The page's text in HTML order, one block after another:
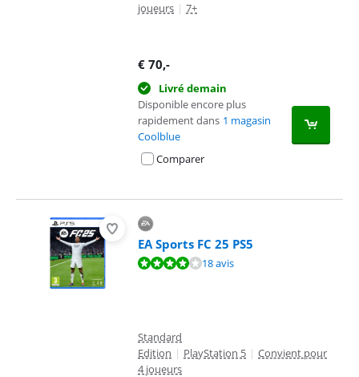
joueurs | 7+
€ 70,-
Livré demain
Disponible encore plus
rapidement dans 1 magasin
Coolblue
Comparer
EA Sports FC 25 PS5
La note est de 7,7 sur 10, basée sur 18 avis.18 avis
Standard
Edition | PlayStation 5 | Convient pour
4 joueurs